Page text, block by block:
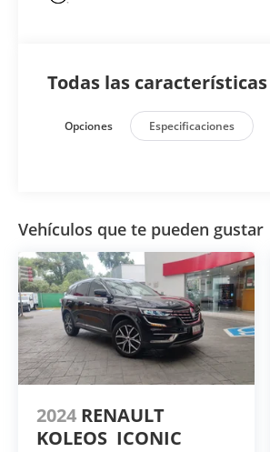
Todas las características
Opciones Especificaciones
Vehículos que te pueden gustar
2024 RENAULT
KOLEOS ICONIC